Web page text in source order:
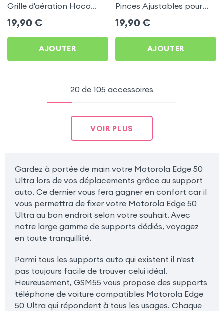
Grille d'aération Hoco
Noir pour Motorola Edge
50 Ultra
19,90 €
AJOUTER
Pinces Ajustables pour
Motorola Edge 50 Ultra
19,90 €
AJOUTER
20 de 105 accessoires
VOIR PLUS
Gardez à portée de main votre Motorola Edge 50
Ultra lors de vos déplacements grâce au support
auto. Ce dernier vous fera gagner en confort car il
vous permettra de fixer votre Motorola Edge 50
Ultra au bon endroit selon votre souhait. Avec
notre large gamme de supports dédiés, voyagez
en toute tranquillité.
Parmi tous les supports auto qui existent il n'est
pas toujours facile de trouver celui idéal.
Heureusement, GSM55 vous propose des supports
téléphone de voiture compatibles Motorola Edge
50 Ultra qui répondent à tous les usages. Chaque